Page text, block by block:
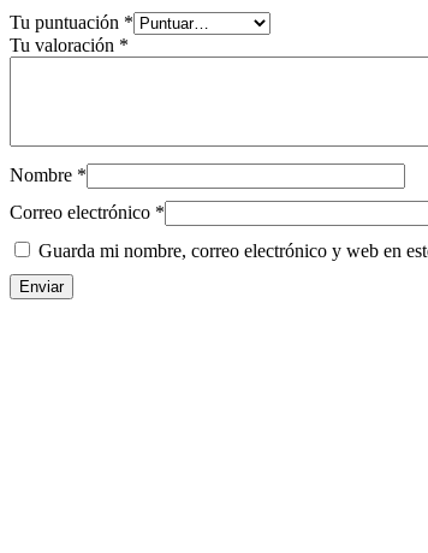
Tu puntuación *
Tu valoración *
Nombre *
Correo electrónico *
Guarda mi nombre, correo electrónico y web en